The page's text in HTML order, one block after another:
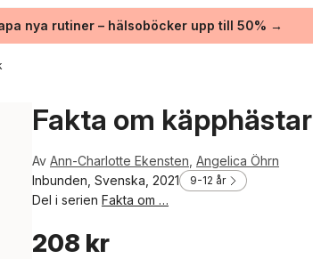
nya rutiner – hälsoböcker upp till 50% →
Fakta om käpphästar
Av Ann-Charlotte Ekensten Angelica Öhrn
Inbunden, Svenska, 2021
9-12 år
Del i serien Fakta om …
208 kr